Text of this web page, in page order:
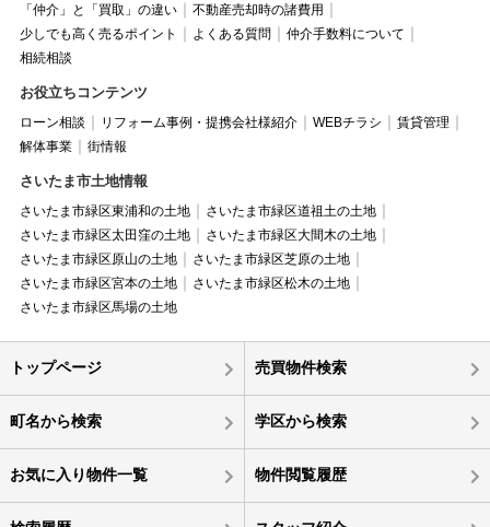
「仲介」と「買取」の違い
不動産売却時の諸費用
少しでも高く売るポイント
よくある質問
仲介手数料について
相続相談
お役立ちコンテンツ
ローン相談 リフォーム事例・提携会社様紹介 WEBチラシ
賃貸管理
解体事業
街情報
さいたま市土地情報
さいたま市緑区東浦和の土地
さいたま市緑区道祖土の土地
さいたま市緑区太田窪の土地
さいたま市緑区大間木の土地
さいたま市緑区原山の土地
さいたま市緑区芝原の土地
さいたま市緑区宮本の土地
さいたま市緑区松木の土地
さいたま市緑区馬場の土地
トップページ 売買物件検索
町名から検索 学区から検索
お気に入り物件一覧 物件閲覧履歴